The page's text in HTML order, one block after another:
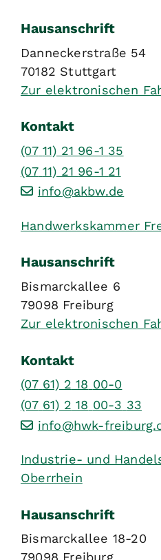
Hausanschrift
Danneckerstraße 54
70182 Stuttgart
Zur elektronischen
Kontakt
(07 11) 21 96-1 35
(07 11) 21 96-1 21
info@akbw.de
Handwerkskammer
Hausanschrift
Bismarckallee 6
79098 Freiburg
Zur elektronischen
Kontakt
(07 61) 2 18 00-0
(07 61) 2 18 00-3 33
info@hwk-
Industrie- und
Oberrhein
Hausanschrift
Bismarckallee 18-20
79098 Freiburg